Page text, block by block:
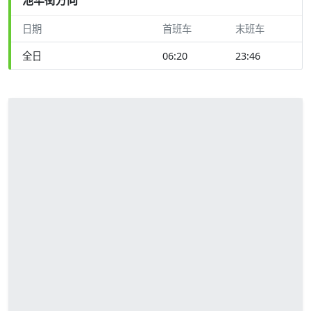
日期 首班车 末班车
全日 06:20 23:46